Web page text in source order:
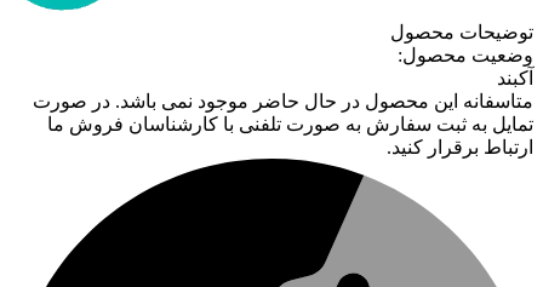
توضیحات محصول
وضعیت محصول:
آکبند
متاسفانه این محصول در حال حاضر موجود نمی باشد. در صورت
تمایل به ثبت سفارش به صورت تلفنی با کارشناسان فروش ما
ارتباط برقرار کنید.